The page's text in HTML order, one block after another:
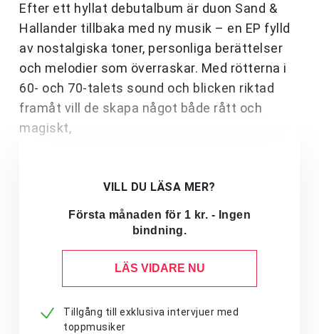
Efter ett hyllat debutalbum är duon Sand &
Hallander tillbaka med ny musik – en EP fylld
av nostalgiska toner, personliga berättelser
och melodier som överraskar. Med rötterna i
60- och 70-talets sound och blicken riktad
framåt vill de skapa något både rått och
magiskt,
VILL DU LÄSA MER?
Första månaden för 1 kr. - Ingen
bindning.
LÄS VIDARE NU
Tillgång till exklusiva intervjuer med
toppmusiker